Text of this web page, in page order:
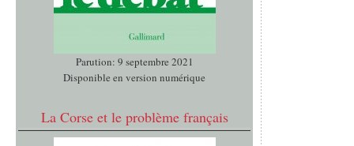
Parution: 9 septembre 2021
Disponible en version numérique
La Corse et le problème français